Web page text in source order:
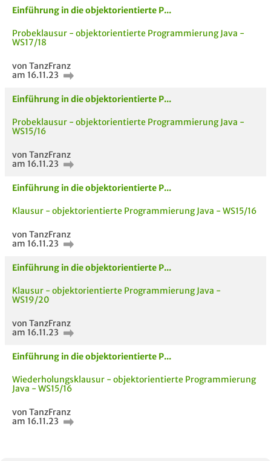
Einführung in die objektorientierte P...
Probeklausur - objektorientierte Programmierung Java -
WS17/18
von TanzFranz
am 16.11.23
Einführung in die objektorientierte P...
Probeklausur - objektorientierte Programmierung Java -
WS15/16
von TanzFranz
am 16.11.23
Einführung in die objektorientierte P...
Klausur - objektorientierte Programmierung Java - WS15/16
von TanzFranz
am 16.11.23
Einführung in die objektorientierte P...
Klausur - objektorientierte Programmierung Java -
WS19/20
von TanzFranz
am 16.11.23
Einführung in die objektorientierte P...
Wiederholungsklausur - objektorientierte Programmierung
Java - WS15/16
von TanzFranz
am 16.11.23